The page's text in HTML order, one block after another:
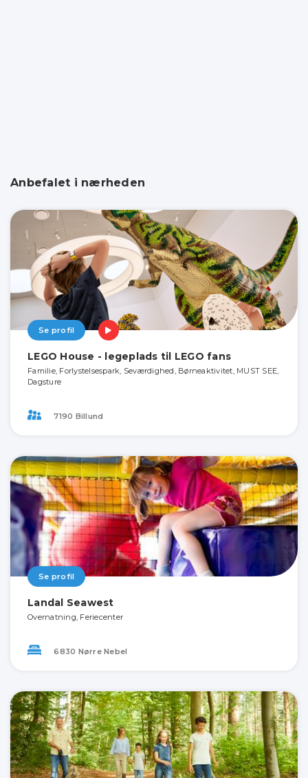
Anbefalet i nærheden
Se profil
LEGO House - legeplads til LEGO fans
Familie, Forlystelsespark, Seværdighed, Børneaktivitet, MUST SEE,
Dagsture
7190 Billund
Se profil
Landal Seawest
Overnatning, Feriecenter
6830 Nørre Nebel